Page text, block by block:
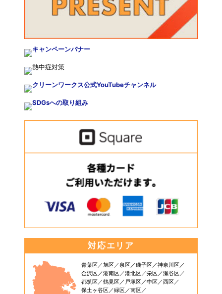
対応エリア
青葉区 旭区 泉区 磯子区
神奈川区
金沢区
港南区 港北区 栄区
瀬谷区
都筑区
鶴見区 戸塚区 中区
西区
保土ヶ谷区
緑区 南区